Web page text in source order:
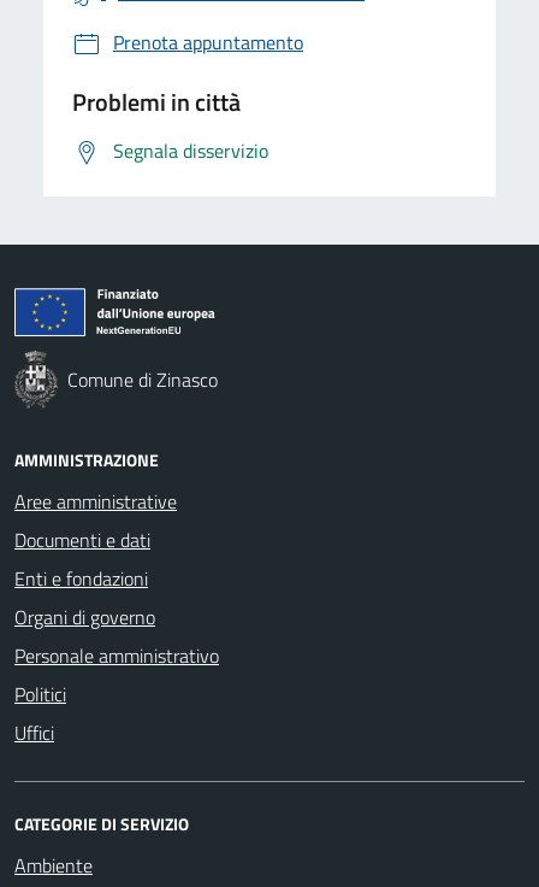
Prenota appuntamento
Problemi in città
Segnala disservizio
Comune di Zinasco
AMMINISTRAZIONE
Aree amministrative
Documenti e dati
Enti e fondazioni
Organi di governo
Personale amministrativo
Politici
Uffici
CATEGORIE DI SERVIZIO
Ambiente